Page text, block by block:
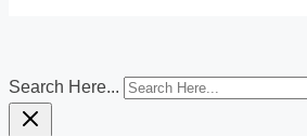
Search Here...